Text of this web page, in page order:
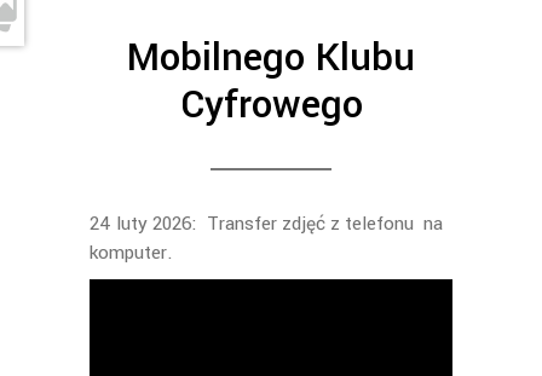
Mobilnego Klubu
Cyfrowego
24 luty 2026: Transfer zdjęć z telefonu na
komputer.